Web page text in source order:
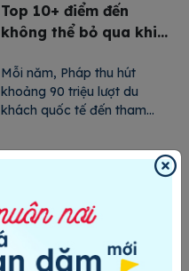
Top 10+ điểm đến
không thể bỏ qua khi
Mỗi năm, Pháp thu hút
khoảng 90 triệu lượt du
khách quốc tế đến tham
tại các địa điểm nổi tiếng.
Vậy du lịch Pháp bạn nên đi
túi top 10+ điểm đến ấn
tượng bậc nhất dưới đây
nhé. Các địa điểm du lịch […]